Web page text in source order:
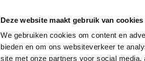
Deze website maakt gebruik van cookies
We gebruiken cookies om content en
bieden en om ons websiteverkeer te
site met onze partners voor social
Droogwaren
Show